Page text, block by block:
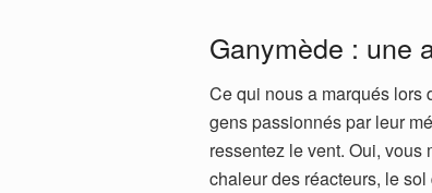
Ganymède : une
Ce qui nous a marqués lors
gens passionnés par leur
ressentez le vent. Oui, vous
chaleur des réacteurs, le